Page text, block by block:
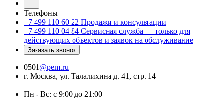
Телефоны
+7 499 110 60 22 Продажи и консультации
+7 499 110 04 84 Сервисная служба — только для
действующих объектов и заявок на обслуживание
Заказать звонок
0501 @pem.ru
г. Москва, ул. Талалихина д. 41, стр. 14
Пн - Вс: с 9:00 до 21:00